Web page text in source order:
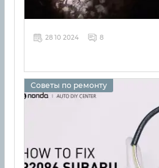
28 10 2024 8
Советы по ремонту